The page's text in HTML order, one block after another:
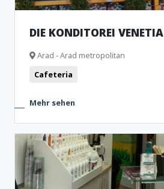
DIE KONDITOREI VENETIA
Arad - Arad metropolitan
Cafeteria
Mehr sehen